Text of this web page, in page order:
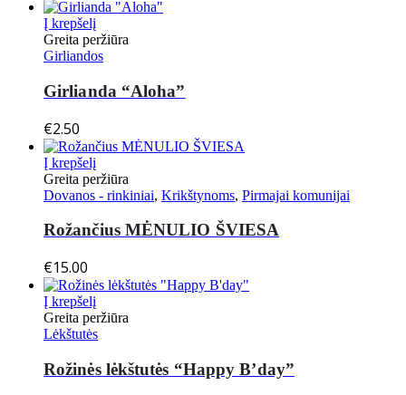
Į krepšelį
Greita peržiūra
Girliandos
Girlianda “Aloha”
€2.50
Į krepšelį
Greita peržiūra
Dovanos - rinkiniai, Krikštynoms, Pirmajai komunijai
Rožančius MĖNULIO ŠVIESA
€15.00
Į krepšelį
Greita peržiūra
Lėkštutės
Rožinės lėkštutės “Happy B’day”